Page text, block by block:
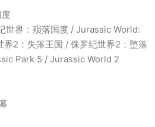
世界：殒落国度 / Jurassic World:
2：失落王国 / 侏罗纪世界2：堕落
Park 5 / Jurassic World 2